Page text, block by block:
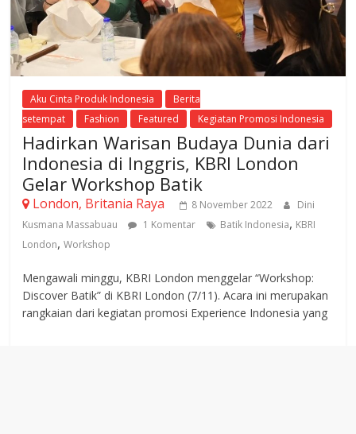
Aku Cinta Produk Indonesia
Berita
setempat
Fashion Featured Kegiatan Promosi Indonesia
Hadirkan Warisan Budaya Dunia dari
Indonesia di Inggris, KBRI London
Gelar Workshop Batik
London, Britania Raya 8 November 2022
Dini
Kusmana Massabuau
1 Komentar Batik Indonesia, KBRI
London,Workshop
Mengawali minggu, KBRI London menggelar “Workshop:
Discover Batik” di KBRI London (7/11). Acara ini merupakan
rangkaian dari kegiatan promosi Experience Indonesia yang